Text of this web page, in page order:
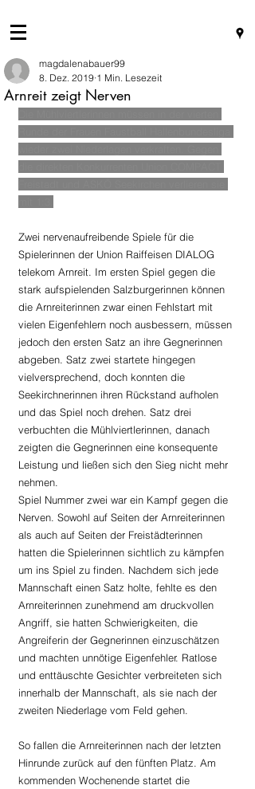
Arnreit zeigt Nerven
magdalenabauer99
8. Dez. 2019 1 Min. Lesezeit
Zwei nervenaufreibende Spiele für die
Spielerinnen der Union Raiffeisen DIALOG
telekom Arnreit. Im ersten Spiel gegen die
stark aufspielenden Salzburgerinnen können
die Arnreiterinnen zwar einen Fehlstart mit
vielen Eigenfehlern noch ausbessern, müssen
jedoch den ersten Satz an ihre Gegnerinnen
abgeben. Satz zwei startete hingegen
vielversprechend, doch konnten die
Seekirchnerinnen ihren Rückstand aufholen
und das Spiel noch drehen. Satz drei
verbuchten die Mühlviertlerinnen, danach
zeigten die Gegnerinnen eine konsequente
Leistung und ließen sich den Sieg nicht mehr
nehmen.
Spiel Nummer zwei war ein Kampf gegen die
Nerven. Sowohl auf Seiten der Arnreiterinnen
als auch auf Seiten der Freistädterinnen
hatten die Spielerinnen sichtlich zu kämpfen
um ins Spiel zu finden. Nachdem sich jede
Mannschaft einen Satz holte, fehlte es den
Arnreiterinnen zunehmend am druckvollen
Angriff, sie hatten Schwierigkeiten, die
Angreiferin der Gegnerinnen einzuschätzen
und machten unnötige Eigenfehler. Ratlose
und enttäuschte Gesichter verbreiteten sich
innerhalb der Mannschaft, als sie nach der
zweiten Niederlage vom Feld gehen.
So fallen die Arnreiterinnen nach der letzten
Hinrunde zurück auf den fünften Platz. Am
kommenden Wochenende startet die